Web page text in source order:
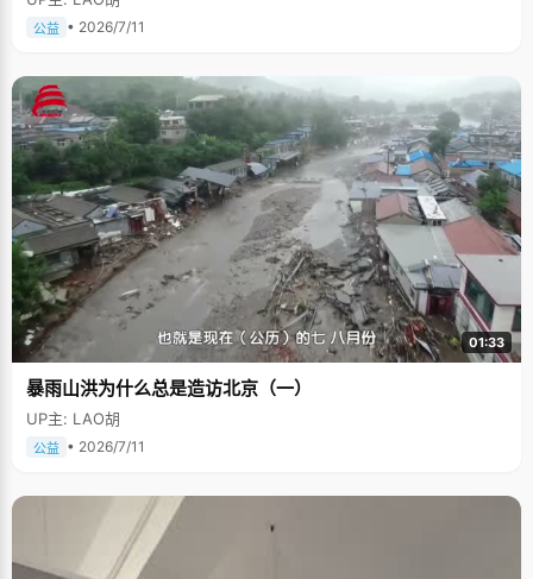
公益 • 2026/7/11
01:33
暴雨山洪为什么总是造访北京（一）
UP主: LAO胡
公益 • 2026/7/11